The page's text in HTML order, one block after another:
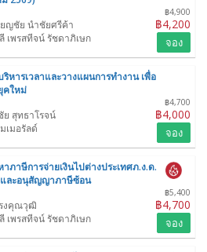
฿4,900
฿4,200
ยญชัย นำชัยศรีค้า
เพรสทีจน์ รัชดาภิเษก
จอง
หารเวลาและวางแผนการทำงาน เพื่อ
คใหม่
฿4,700
฿4,000
ย สุทธาโรจน์
เมอรัลด์
จอง
ภาษีการจ่ายเงินไปต่างประเทศภ.ง.ด.
และอนุสัญญาภาษีซ้อน
฿5,400
฿4,700
งคุณวุฒิ
เพรสทีจน์ รัชดาภิเษก
จอง